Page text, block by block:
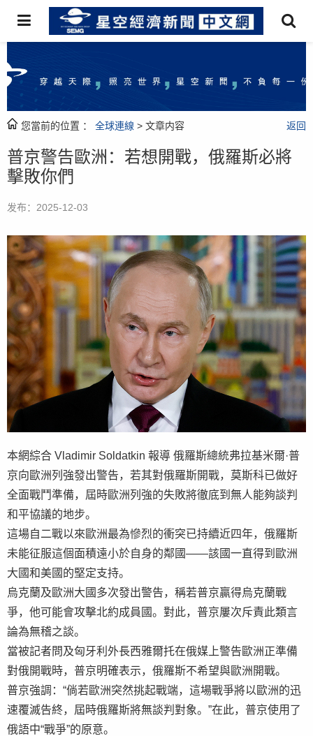
您當前的位置 ： 全球連線 > 文章内容 返回
普京警告歐洲：若想開戰，俄羅斯必將
擊敗你們
发布：2025-12-03
本網綜合 Vladimir Soldatkin 報導 俄羅斯總統弗拉基米爾·普
京向歐洲列強發出警告，若其對俄羅斯開戰，莫斯科已做好
全面戰鬥準備，屆時歐洲列強的失敗將徹底到無人能夠談判
和平協議的地步。
這場自二戰以來歐洲最為慘烈的衝突已持續近四年，俄羅斯
未能征服這個面積遠小於自身的鄰國——該國一直得到歐洲
大國和美國的堅定支持。
烏克蘭及歐洲大國多次發出警告，稱若普京贏得烏克蘭戰
爭，他可能會攻擊北約成員國。對此，普京屢次斥責此類言
論為無稽之談。
當被記者問及匈牙利外長西雅爾托在俄媒上警告歐洲正準備
對俄開戰時，普京明確表示，俄羅斯不希望與歐洲開戰。
普京強調：“倘若歐洲突然挑起戰端，這場戰爭將以歐洲的迅
速覆滅告終，屆時俄羅斯將無談判對象。”在此，普京使用了
俄語中“戰爭”的原意。